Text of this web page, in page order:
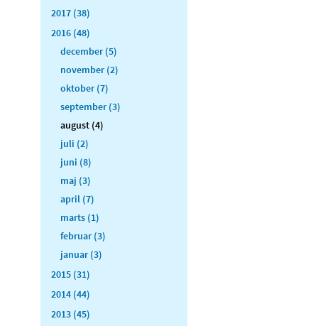
2017 (38)
2016 (48)
december (5)
november (2)
oktober (7)
september (3)
august (4)
juli (2)
juni (8)
maj (3)
april (7)
marts (1)
februar (3)
januar (3)
2015 (31)
2014 (44)
2013 (45)